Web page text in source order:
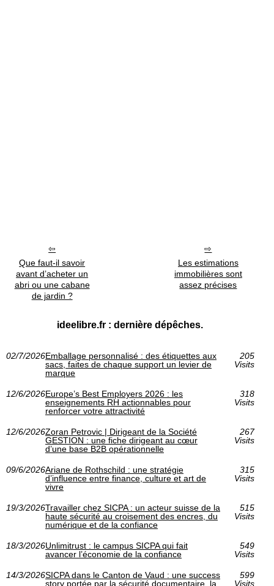
Que faut-il savoir
avant d’acheter un
abri ou une cabane
de jardin ?
Les estimations
immobilières sont
assez précises
ideelibre.fr : dernière dépêches.
02/7/2026Emballage personnalisé : des étiquettes aux
sacs, faites de chaque support un levier de
marque
205
Visits
12/6/2026Europe’s Best Employers 2026 : les
enseignements RH actionnables pour
renforcer votre attractivité
318
Visits
12/6/2026Zoran Petrovic | Dirigeant de la Société
GESTION : une fiche dirigeant au cœur
d’une base B2B opérationnelle
267
Visits
09/6/2026Ariane de Rothschild : une stratégie
d’influence entre finance, culture et art de
vivre
315
Visits
19/3/2026Travailler chez SICPA : un acteur suisse de la
haute sécurité au croisement des encres, du
numérique et de la confiance
515
Visits
18/3/2026Unlimitrust : le campus SICPA qui fait
avancer l’économie de la confiance
549
Visits
14/3/2026SICPA dans le Canton de Vaud : une success
story portée par la sécurité documentaire, la
599
Visits